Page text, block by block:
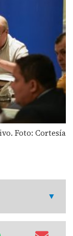
Foto: Cortesía